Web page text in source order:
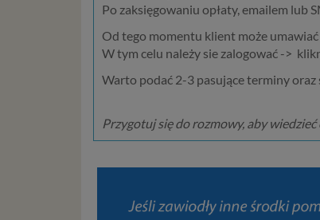
Po zaksięgowaniu opłaty, emailem lub
Od tego momentu klient może umawiać
W tym celu należy sie zalogować ->
Warto podać 2-3 pasujące terminy oraz
Przygotuj się do rozmowy, aby